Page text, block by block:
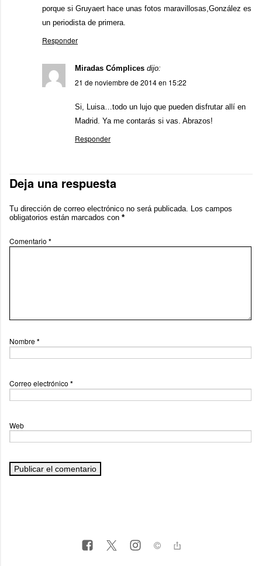
porque si Gruyaert hace unas fotos maravillosas,González es
un periodista de primera.
Responder
Miradas Cómplices dijo:
21 de noviembre de 2014 en 15:22
Si, Luisa…todo un lujo que pueden disfrutar allí en
Madrid. Ya me contarás si vas. Abrazos!
Responder
Deja una respuesta
Tu dirección de correo electrónico no será publicada. Los campos
obligatorios están marcados con *
Comentario *
Nombre*
Correo electrónico *
Web